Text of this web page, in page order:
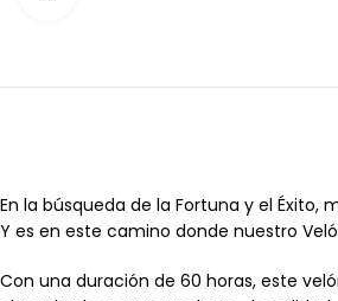
En la búsqueda de la Fortuna y el
Y es en este camino donde nuestro
Con una duración de 60 horas, este